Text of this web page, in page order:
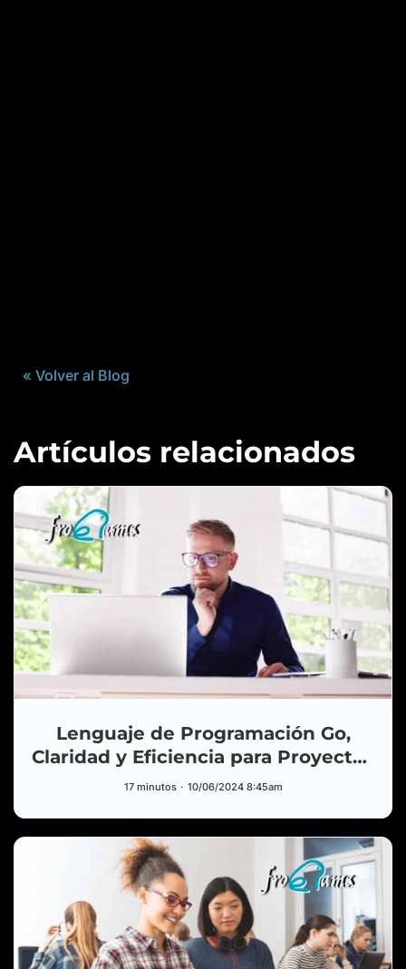
« Volver al Blog
Artículos relacionados
Lenguaje de Programación Go,
Claridad y Eficiencia para Proyectos
de Gran Escala
17 minutos 10/06/2024 8:45am
HUB
VIDEO
¿Fable? ¿Sonnet? ¿Opus? Deja de usar el
modelo equivocado en Claude — Guía
explicada al 100%
YouTube 6 ago.